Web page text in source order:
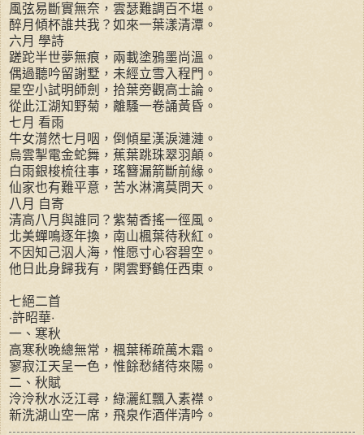
風弦易斷實無奈，雲瑟難調百不堪。
醉月傾杯誰共我？如來一葉漾清潭。
六月 學詩
蹉跎半世夢無痕，兩載塗鴉墨尚溫。
偶過聽吟留謝墅，未經立雪入程門。
星空小試明師劍，拾葉旁觀高士論。
從此江湖知野菊，離騷一卷誦黃昏。
七月 看雨
牛女潸然七月咽，倒傾星漢淚漣漣。
烏雲掣電金蛇舞，蕉葉跳珠翠羽顛。
白雨銀梭梳往事，瑤簪漏箭斷前緣。
仙家也有難平意，苦水淋漓莫問天。
八月 自寄
清高八月與誰同？紫菊香搖一徑風。
北美蟬鳴逐年換，南山楓葉待秋紅。
不因知己泅人海，惟愿寸心容碧空。
他日此身歸我有，閑雲野鶴任西東。
七絕二首
‧許昭華‧
一、寒秋
高寒秋晚總無常，楓葉稀疏萬木霜。
寥寂江天呈一色，惟餘愁緒待來陽。
二、秋賦
泠泠秋水泛江尋，綠灑紅飄入素襟。
新洗湖山空一席，飛泉作酒伴清吟。